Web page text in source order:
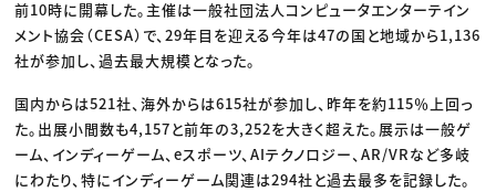
前10時に開幕した。主催は一般社団法人コンピュータエンターテイン
メント協会（CESA）で、29年目を迎える今年は47の国と地域から1,136
社が参加し、過去最大規模となった。
国内からは521社、海外からは615社が参加し、昨年を約115％上回っ
た。出展小間数も4,157と前年の3,252を大きく超えた。展示は一般ゲ
ーム、インディーゲーム、eスポーツ、AIテクノロジー、AR/VRなど多岐
にわたり、特にインディーゲーム関連は294社と過去最多を記録した。